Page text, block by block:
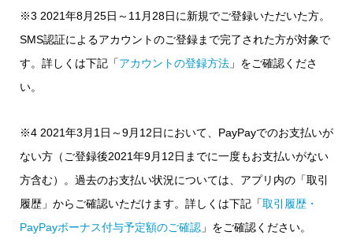
※3 2021年8月25日～11月28日に新規でご登録いただいた方。
SMS認証によるアカウントのご登録まで完了された方が対象で
す。詳しくは下記「アカウントの登録方法」をご確認くださ
い。
※4 2021年3月1日～9月12日において、PayPayでのお支払いが
ない方（ご登録後2021年9月12日までに一度もお支払いがない
方含む）。過去のお支払い状況については、アプリ内の「取引
履歴」からご確認いただけます。詳しくは下記「取引履歴・
PayPayボーナス付与予定額のご確認」をご確認ください。